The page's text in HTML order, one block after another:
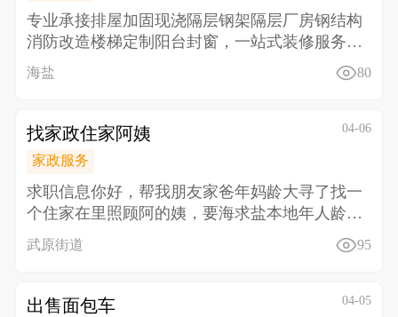
专业承接排屋加固现浇隔层钢架隔层厂房钢结构
消防改造楼梯定制阳台封窗，一站式装修服务。
匠心施工，品
海盐 80
找家政住家阿姨 04-06
家政服务
求职信息 你好，帮我朋友家爸年妈龄大寻了找一
个住家在里照顾阿的姨，要海求盐本地年人龄60
岁左右，身
武原街道 95
出售面包车 04-05